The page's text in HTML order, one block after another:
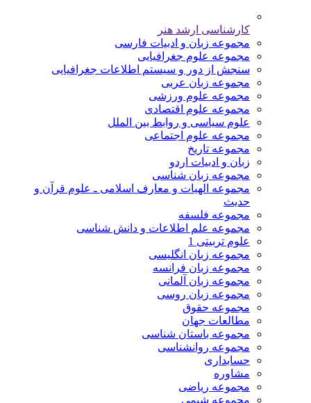
کارشناسی ارشد هنر
مجموعه زبان و ادبیات فارسی
مجموعه علوم جغرافیایی
سنجش از دور و سیستم اطلاعات جغرافیایی
مجموعه زبان عربی
مجموعه علوم ورزشی
مجموعه علوم اقتصادی
علوم سیاسی و روابط بین الملل
مجموعه علوم اجتماعی
مجموعه تاریخ
زبان و ادبیات اردو
مجموعه زبان شناسی
مجموعه الهیات و معارف اسلامی ـ علوم قرآن و
حدیث
مجموعه فلسفه
مجموعه علم اطلاعات و دانش شناسی
علوم تربیتی 1
مجموعه زبان انگلیسی
مجموعه زبان فرانسه
مجموعه زبان آلمانی
مجموعه زبان روسی
مجموعه حقوق
مطالعات جهان
مجموعه باستان شناسی
مجموعه روانشناسی
حسابداری
مشاوره
مجموعه ریاضی
مجموعه شیمی